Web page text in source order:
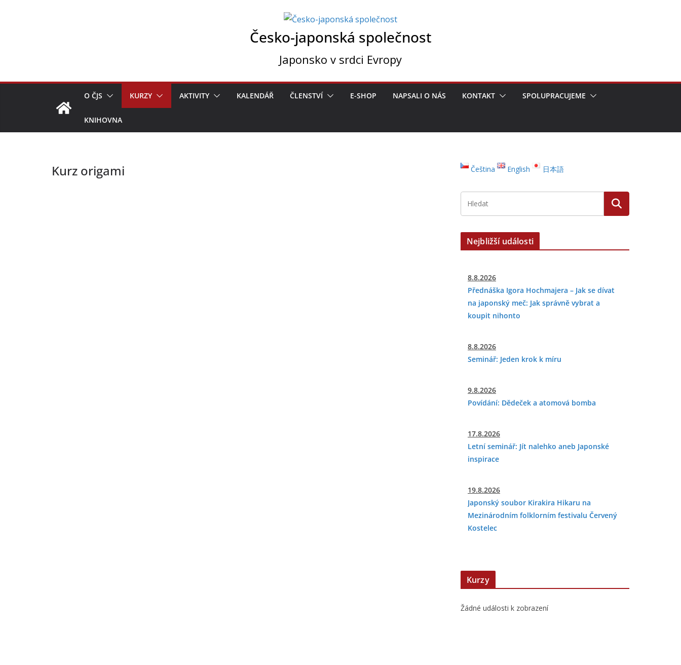
Česko-japonská společnost
Japonsko v srdci Evropy
O ČJS KURZY AKTIVITY KALENDÁŘ ČLENSTVÍ E-SHOP NAPSALI O NÁS KONTAKT SPOLUPRACUJEME
KNIHOVNA
Kurz origami Čeština English 日本語
Nejbližší události
8.8.2026
Přednáška Igora Hochmajera – Jak se dívat
na japonský meč: Jak správně vybrat a
koupit nihonto
8.8.2026
Seminář: Jeden krok k míru
9.8.2026
Povídání: Dědeček a atomová bomba
17.8.2026
Letní seminář: Jít nalehko aneb Japonské
inspirace
19.8.2026
Japonský soubor Kirakira Hikaru na
Mezinárodním folklorním festivalu Červený
Kostelec
Kurzy
Žádné události k zobrazení